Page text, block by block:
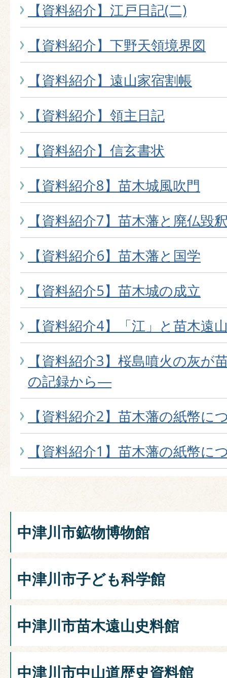
【資料紹介】江戸日記(二)
【資料紹介】下野天領境界図
【資料紹介】遠山家宿割帳
【資料紹介】領主日記
【資料紹介】信玄書状
【資料紹介8】苗木城風吹門
【資料紹介7】苗木藩と廃仏毀
【資料紹介6】苗木藩と国学
【資料紹介5】苗木城の成立
【資料紹介4】「江」と苗木遠
【資料紹介3】桜島噴火の灰
の記録から―
【資料紹介2】苗木藩の紙幣に
【資料紹介1】苗木藩の紙幣に
中津川市鉱物博物館
中津川市子ども科学館
中津川市苗木遠山史料館
中津川市中山道歴史資料館